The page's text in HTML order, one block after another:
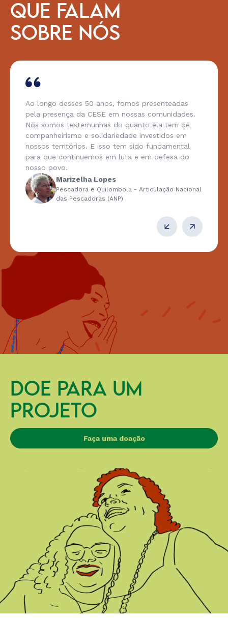
QUE FALAM
SOBRE NÓS
Ao longo desses 50 anos, fomos presenteadas
pela presença da CESE em nossas comunidades.
Nós somos testemunhas do quanto ela tem de
companheirismo e solidariedade investidos em
nossos territórios. E isso tem sido fundamental
para que continuemos em luta e em defesa do
nosso povo.
Marizelha Lopes
Pescadora e Quilombola - Articulação Nacional
das Pescadoras (ANP)
DOE PARA UM
PROJETO
Faça uma doação